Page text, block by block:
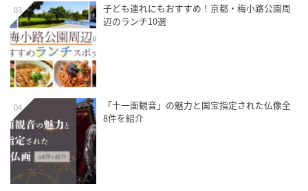
03
子ども連れにもおすすめ！京都・梅小路公園周
辺のランチ10選
04
「十一面観音」の魅力と国宝指定された仏像全
8件を紹介